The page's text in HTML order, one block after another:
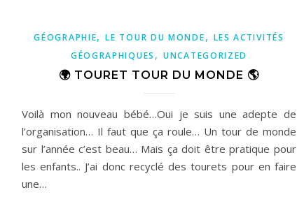
GÉOGRAPHIE,LE TOUR DU MONDE, LES ACTIVITÉS
GÉOGRAPHIQUES , UNCATEGORIZED
🌍 TOURET TOUR DU MONDE 🌎
Voilà mon nouveau bébé…Oui je suis une adepte de
l’organisation… Il faut que ça roule… Un tour de monde
sur l’année c’est beau… Mais ça doit être pratique pour
les enfants.. J’ai donc recyclé des tourets pour en faire
une…